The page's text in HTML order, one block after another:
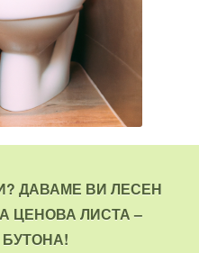
ДАВАМЕ ВИ ЛЕСЕН
ЦЕНОВА ЛИСТА –